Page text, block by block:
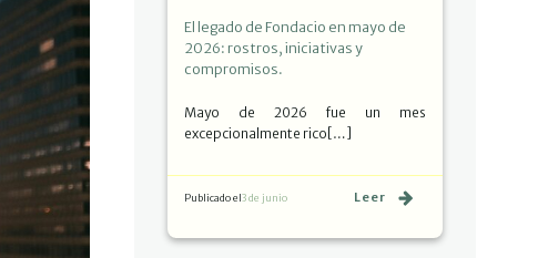
El legado de Fondacio en mayo de
2026: rostros, iniciativas y
compromisos.
Mayo de 2026 fue un mes
excepcionalmente rico[…]
Publicado el3 de junio Leer